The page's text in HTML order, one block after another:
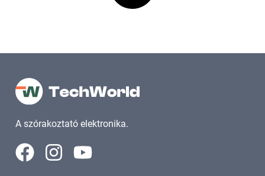
A szórakoztató elektronika.